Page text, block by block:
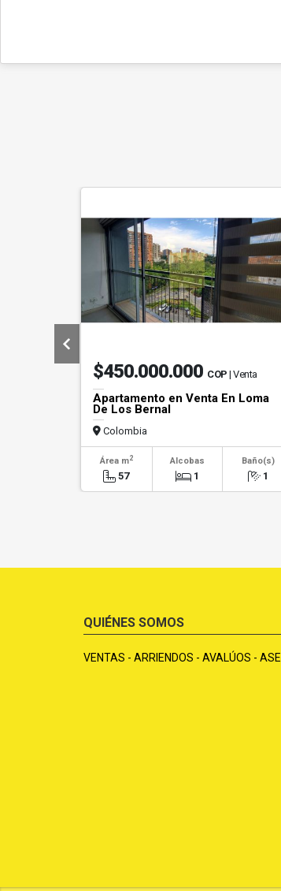
$450.000.000 COP | Venta
Apartamento en Venta En Loma
De Los Bernal
Colombia
Área m2
57
Alcobas
1
Baño(s)
1
QUIÉNES SOMOS
VENTAS - ARRIENDOS - AVALÚOS -